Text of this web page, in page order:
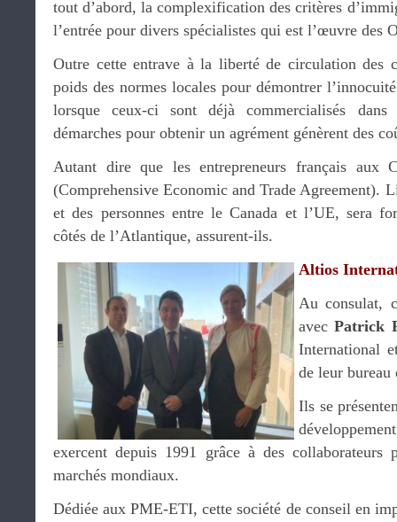
tout d’abord, la complexification des critères
l’entrée pour divers spécialistes qui est l’œuvre des
Outre cette entrave à la liberté de circulation des
poids des normes locales pour démontrer
lorsque ceux-ci sont déjà commercialisés
démarches pour obtenir un agrément génèrent des
Autant dire que les entrepreneurs français aux
(Comprehensive Economic and Trade Agreement).
et des personnes entre le Canada et l’UE, sera
côtés de l’Atlantique, assurent-ils.
Altios
Au consulat,
avecPatrick
International
de leur
Ils se
exercent depuis 1991 grâce à des collaborateurs
marchés mondiaux.
Dédiée aux PME-ETI, cette société de conseil en